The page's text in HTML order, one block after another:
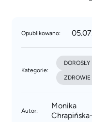
Autor:
Monika
Opublikowano:
Kategorie:
DOROSŁY
ZDROWIE